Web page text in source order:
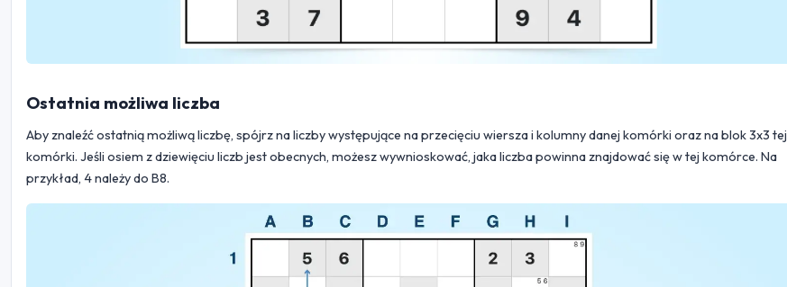
Ostatnia możliwa liczba
Aby znaleźć ostatnią możliwą liczbę, spójrz na liczby występujące na przecięciu wiersza i kolumny danej komórki oraz na blok 3x3 tej
komórki. Jeśli osiem z dziewięciu liczb jest obecnych, możesz wywnioskować, jaka liczba powinna znajdować się w tej komórce. Na
przykład, 4 należy do B8.